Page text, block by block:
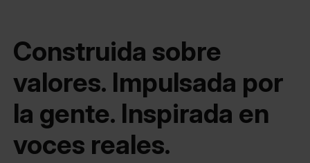
Construida sobre
valores. Impulsada por
la gente. Inspirada en
voces reales.